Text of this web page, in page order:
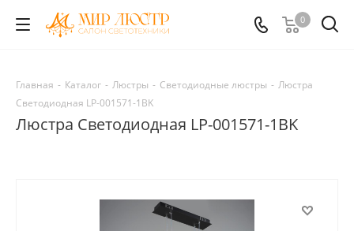
0
Главная - Каталог - Люстры - Светодиодные люстры - Люстра
Светодиодная LP-001571-1BK
Люстра Светодиодная LP-001571-1BK